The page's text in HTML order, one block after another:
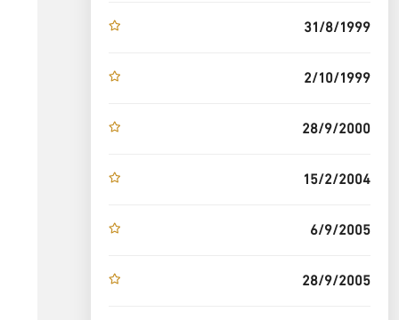
31/8/1999
2/10/1999
28/9/2000
15/2/2004
6/9/2005
28/9/2005